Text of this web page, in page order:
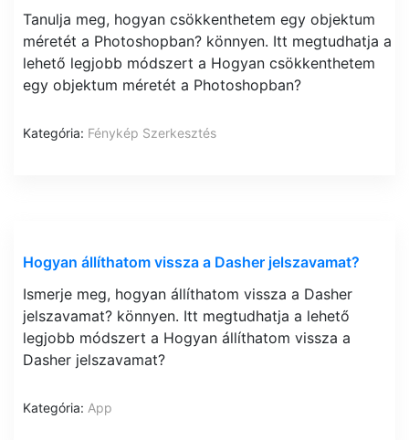
Tanulja meg, hogyan csökkenthetem egy objektum
méretét a Photoshopban? könnyen. Itt megtudhatja a
lehető legjobb módszert a Hogyan csökkenthetem
egy objektum méretét a Photoshopban?
Kategória: Fénykép Szerkesztés
Hogyan állíthatom vissza a Dasher jelszavamat?
Ismerje meg, hogyan állíthatom vissza a Dasher
jelszavamat? könnyen. Itt megtudhatja a lehető
legjobb módszert a Hogyan állíthatom vissza a
Dasher jelszavamat?
Kategória: App